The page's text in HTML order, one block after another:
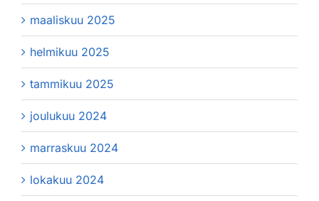
maaliskuu 2025
helmikuu 2025
tammikuu 2025
joulukuu 2024
marraskuu 2024
lokakuu 2024